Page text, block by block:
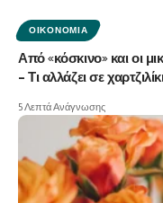
ΟΙΚΟΝΟΜΊΑ
Από «κόσκινο» και οι
– Τι αλλάζει σε
5 Λεπτά Ανάγνωσης